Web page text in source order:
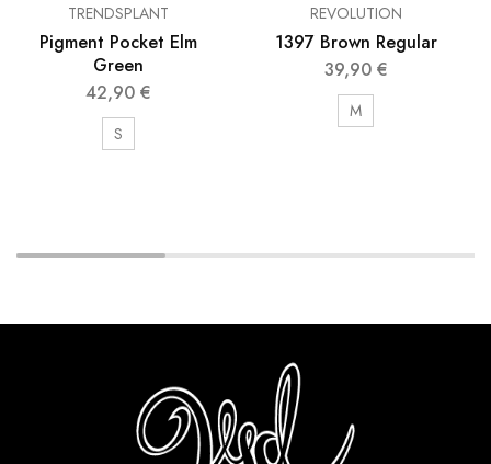
TRENDSPLANT
Pigment Pocket Elm
Green
42,90€
S
REVOLUTION
1397 Brown Regular
39,90 €
M